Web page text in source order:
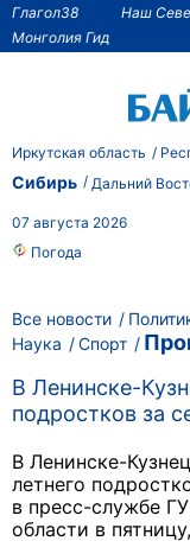
Глагол38 Наш
Монголия Гид
Иркутская область
Сибирь Дальний
07 августа 2026
Погода
Все новости
Наука
Спорт
В Ленинске-
подростков за
В Ленинске-
летнего
в пресс-службе
области в